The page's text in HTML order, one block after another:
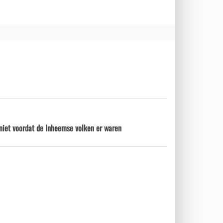
voordat de Inheemse volken er waren